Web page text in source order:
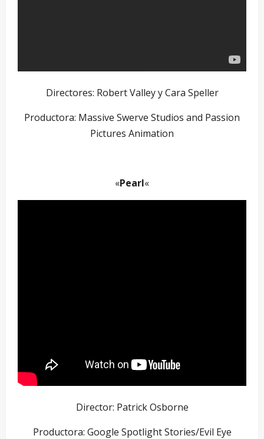
Directores: Robert Valley y Cara Speller
Productora: Massive Swerve Studios and Passion
Pictures Animation
«Pearl«
Director: Patrick Osborne
Productora: Google Spotlight Stories/Evil Eye